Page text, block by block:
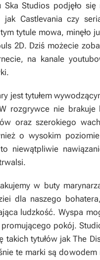
Ska Studios podjęło
jak Castlevania czy
tytule mowa, minęło
2D. Dziś możecie
na kanale
jest tytułem
rozgrywce nie
oraz szerokiego
o wysokim
niewątpliwie
w buty
dla naszego
ludzkość. Wyspa
pokój.
takich tytułów jakThe
te marki są